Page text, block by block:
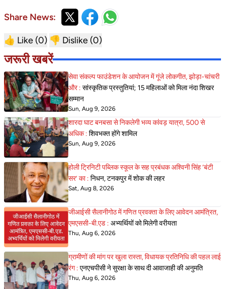
Share News:
👍 Like (0) 👎 Dislike (0)
जरूरी खबरें
सेवा संकल्प फाउंडेशन के आयोजन में गूंजे लोकगीत, झोड़ा-चांचरी
और : सांस्कृतिक प्रस्तुतियां; 15 महिलाओं को मिला नंदा शिखर
सम्मान
Sun, Aug 9, 2026
शारदा घाट बनबसा से निकलेगी भव्य कांवड़ यात्रा, 500 से
अधिक : शिवभक्त होंगे शामिल
Sun, Aug 9, 2026
होली ट्रिनिटी पब्लिक स्कूल के सह प्रबंधक अश्विनी सिंह ‘बंटी
सर’ का : निधन, टनकपुर में शोक की लहर
Sat, Aug 8, 2026
जीआईसी सैलानीगोठ में गणित प्रवक्ता के लिए आवेदन आमंत्रित,
एमएससी-बी.एड : अभ्यर्थियों को मिलेगी वरीयता
Thu, Aug 6, 2026
ग्रामीणों की मांग पर खुला रास्ता, विधायक प्रतिनिधि की पहल लाई
रंग : एनएचपीसी ने सुरक्षा के साथ दी आवाजाही की अनुमति
Thu, Aug 6, 2026